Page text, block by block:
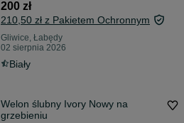
200 zł
210,50 zł z Pakietem Ochronnym
Gliwice, Łabędy
02 sierpnia 2026
Biały
Welon ślubny Ivory Nowy na
grzebieniu